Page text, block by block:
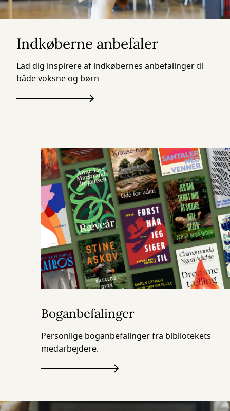
Indkøberne anbefaler
Lad dig inspirere af indkøbernes anbefalinger til
både voksne og børn
Boganbefalinger
Personlige boganbefalinger fra bibliotekets
medarbejdere.